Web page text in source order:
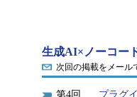
生成AI×ノーコー
次回の掲載をメール
4
プラグ